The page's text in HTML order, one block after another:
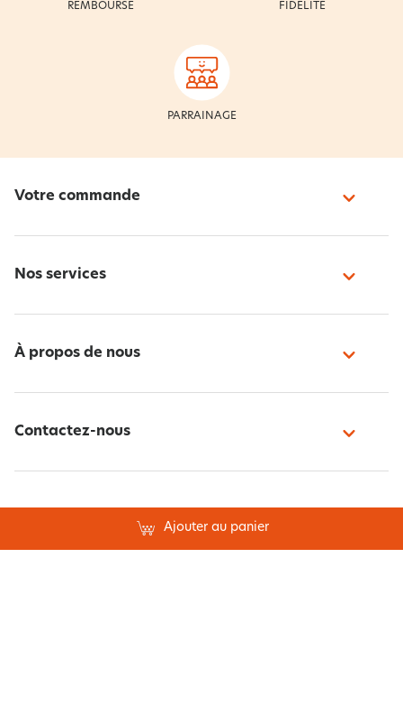
Ajouter au panier
REMBOURSÉ
FIDÉLITÉ
PARRAINAGE
Votre commande
Nos services
À propos de nous
Contactez-nous
Paiement sécurisé